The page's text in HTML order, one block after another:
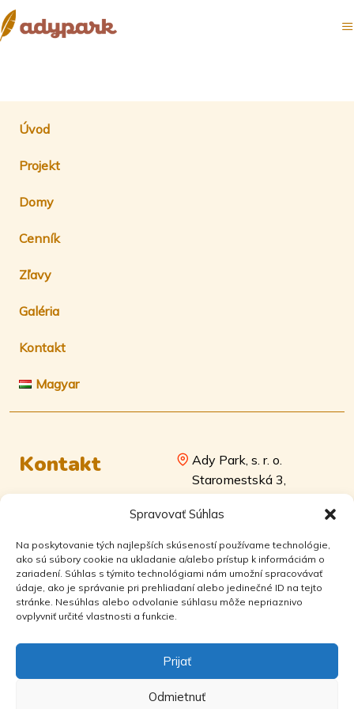
Spravovať Súhlas
Na poskytovanie tých najlepších skúseností používame technológie,
ako sú súbory cookie na ukladanie a/alebo prístup k informáciám o
zariadení. Súhlas s týmito technológiami nám umožní spracovávať
údaje, ako je správanie pri prehliadaní alebo jedinečné ID na tejto
stránke. Nesúhlas alebo odvolanie súhlasu môže nepriaznivo
ovplyvniť určité vlastnosti a funkcie.
Prijať
Odmietnuť
Úvod
Projekt
Domy
Cenník
Zľavy
Galéria
Kontakt
Magyar
Kontakt
Ady Park, s. r. o.
Staromestská 3,
Obchodnom registri
Okresného súdu Bratislava I,
oddiel: Sro, vložka č.:
+421 905 662 259
alzbeta.csibova@re-
max.sk
RE/MAX Attractive
Hlavná 28/7,
92901 Dunajská
Streda